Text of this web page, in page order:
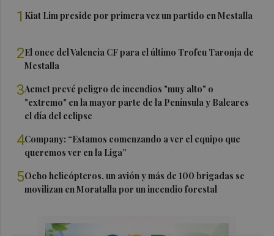
1 Kiat Lim preside por primera vez un partido en Mestalla
2El once del Valencia CF para el último Trofeu Taronja de
Mestalla
3Aemet prevé peligro de incendios "muy alto" o
"extremo" en la mayor parte de la Península y Baleares
el día del eclipse
4Company: “Estamos comenzando a ver el equipo que
queremos ver en la Liga”
5Ocho helicópteros, un avión y más de 100 brigadas se
movilizan en Moratalla por un incendio forestal